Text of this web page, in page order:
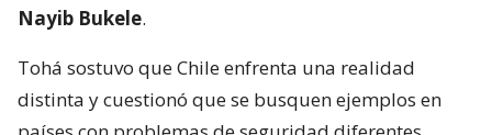
Nayib Bukele.
Tohá sostuvo que Chile enfrenta una realidad
distinta y cuestionó que se busquen ejemplos en